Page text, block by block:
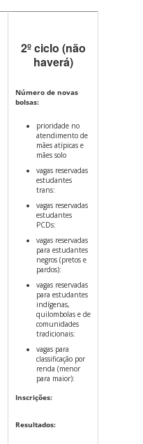
2º ciclo (não
haverá)
Número de novas
bolsas:
prioridade no
atendimento de
mães atípicas e
mães solo
vagas reservadas
estudantes
trans:
vagas reservadas
estudantes
PCDs:
vagas reservadas
para estudantes
negros (pretos e
pardos):
vagas reservadas
para estudantes
indígenas,
quilombolas e de
comunidades
tradicionais:
vagas para
classificação por
renda (menor
para maior):
Inscrições:
Resultados: